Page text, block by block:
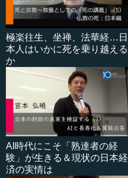
極楽往生、坐禅、法華経…日
本人はいかに死を乗り越える
か
AI時代にこそ「熟達者の経
験」が生きる＆現状の日本経
済の実情は